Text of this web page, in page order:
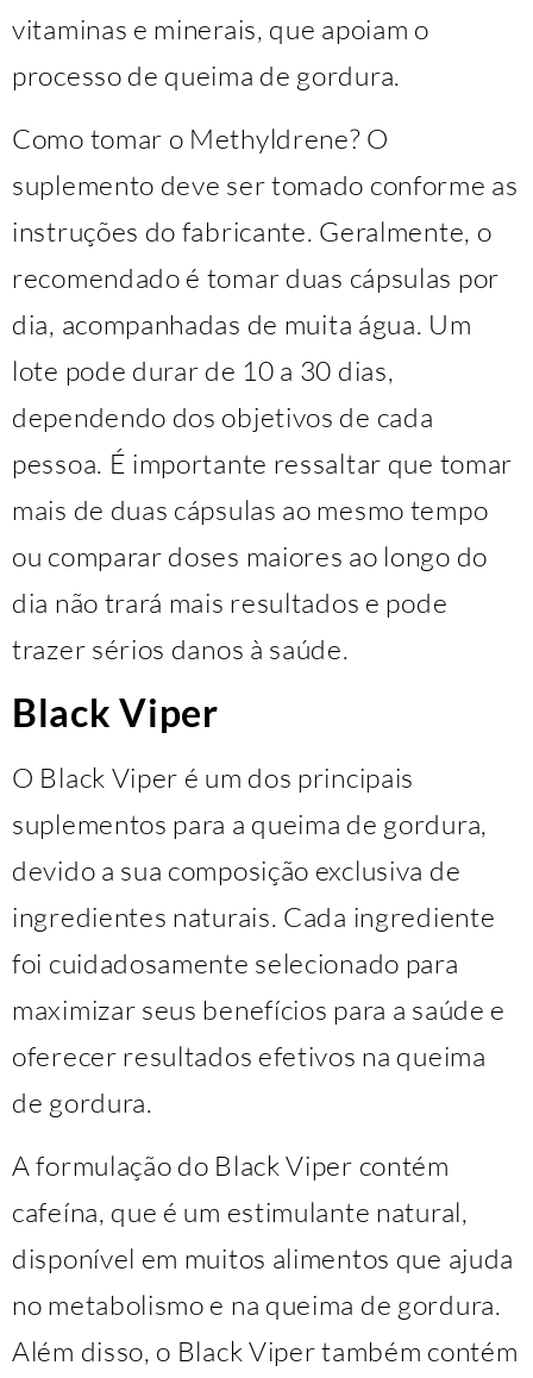
vitaminas e minerais, que apoiam o
processo de queima de gordura.
Como tomar o Methyldrene? O
suplemento deve ser tomado conforme as
instruções do fabricante. Geralmente, o
recomendado é tomar duas cápsulas por
dia, acompanhadas de muita água. Um
lote pode durar de 10 a 30 dias,
dependendo dos objetivos de cada
pessoa. É importante ressaltar que tomar
mais de duas cápsulas ao mesmo tempo
ou comparar doses maiores ao longo do
dia não trará mais resultados e pode
trazer sérios danos à saúde.
Black Viper
O Black Viper é um dos principais
suplementos para a queima de gordura,
devido a sua composição exclusiva de
ingredientes naturais. Cada ingrediente
foi cuidadosamente selecionado para
maximizar seus benefícios para a saúde e
oferecer resultados efetivos na queima
de gordura.
A formulação do Black Viper contém
cafeína, que é um estimulante natural,
disponível em muitos alimentos que ajuda
no metabolismo e na queima de gordura.
Além disso, o Black Viper também contém